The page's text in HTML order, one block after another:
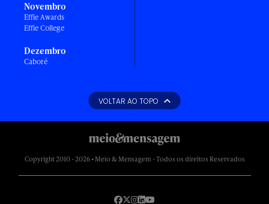
Novembro
Effie Awards
Effie College
Dezembro
Caboré
VOLTAR AO TOPO
Copyright 2010 - 2026 • Meio & Mensagem - Todos os direitos Reservados